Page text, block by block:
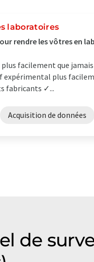
laboratoires
rendre les vôtres en
facilement que
plus
fabricants ✓...
Acquisition de données
de